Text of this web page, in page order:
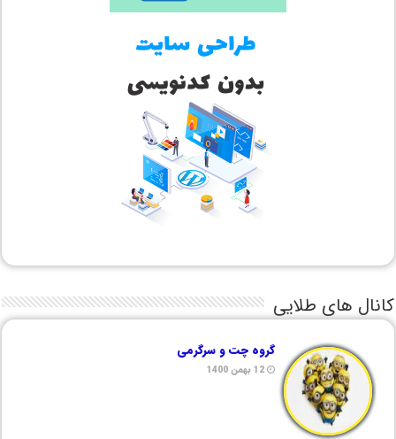
کانال های طلایی
گروه چت و سرگرمی
12 بهمن 1400